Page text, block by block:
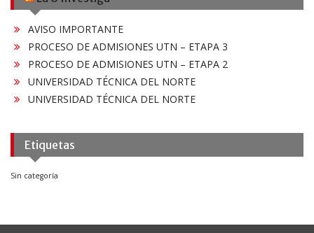
AVISO IMPORTANTE
PROCESO DE ADMISIONES UTN – ETAPA 3
PROCESO DE ADMISIONES UTN – ETAPA 2
UNIVERSIDAD TÉCNICA DEL NORTE
UNIVERSIDAD TÉCNICA DEL NORTE
Etiquetas
Sin categoría